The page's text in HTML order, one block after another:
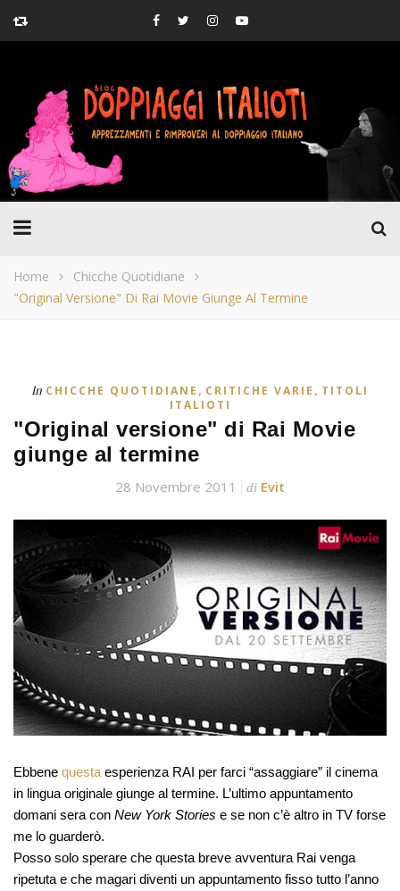
Home
Chicche Quotidiane
"Original Versione" Di Rai Movie Giunge Al Termine
In CHICCHE QUOTIDIANE , CRITICHE VARIE , TITOLI
ITALIOTI
"Original versione" di Rai Movie
giunge al termine
28 Novembre 2011 di Evit
Ebbene questaesperienza RAI per farci “assaggiare” il cinema
in lingua originale giunge al termine. L’ultimo appuntamento
domani sera con New York Stories e se non c’è altro in TV forse
me lo guarderò.
Posso solo sperare che questa breve avventura Rai venga
ripetuta e che magari diventi un appuntamento fisso tutto l’anno